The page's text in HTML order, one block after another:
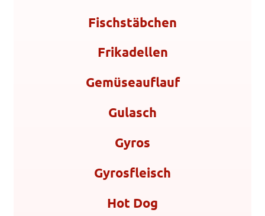
Fischstäbchen
Frikadellen
Gemüseauflauf
Gulasch
Gyros
Gyrosfleisch
Hot Dog